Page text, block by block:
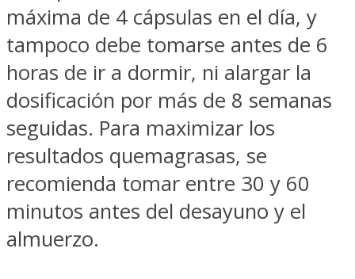
máxima de 4 cápsulas en el día, y
tampoco debe tomarse antes de 6
horas de ir a dormir, ni alargar la
dosificación por más de 8 semanas
seguidas. Para maximizar los
resultados quemagrasas, se
recomienda tomar entre 30 y 60
minutos antes del desayuno y el
almuerzo.